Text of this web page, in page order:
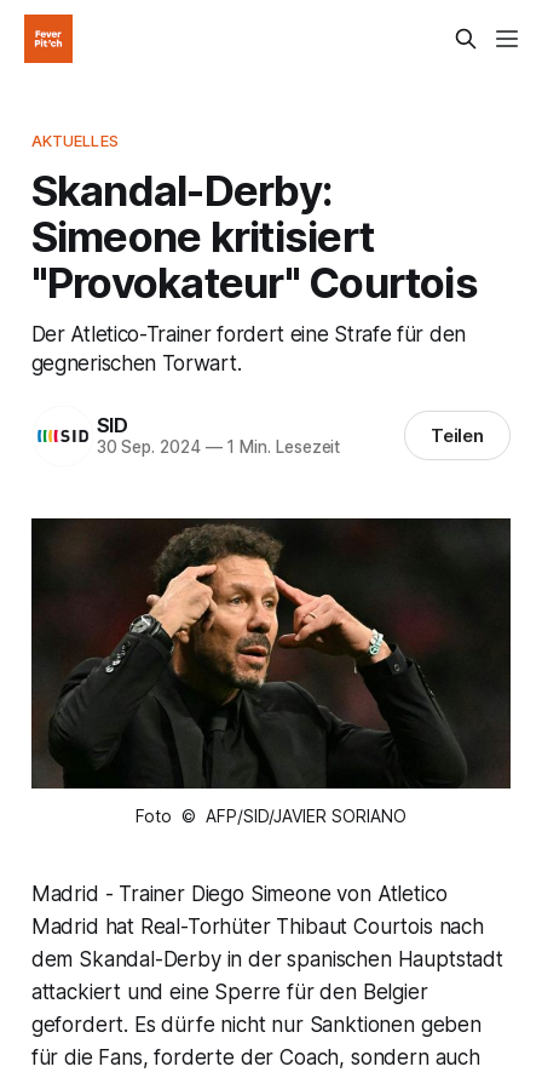
AKTUELLES
Skandal-Derby:
Simeone kritisiert
"Provokateur" Courtois
Der Atletico-Trainer fordert eine Strafe für den
gegnerischen Torwart.
SID
30 Sep. 2024 —1 Min. Lesezeit Teilen
Foto © AFP/SID/JAVIER SORIANO
Madrid - Trainer Diego Simeone von Atletico
Madrid hat Real-Torhüter Thibaut Courtois nach
dem Skandal-Derby in der spanischen Hauptstadt
attackiert und eine Sperre für den Belgier
gefordert. Es dürfe nicht nur Sanktionen geben
für die Fans, forderte der Coach, sondern auch